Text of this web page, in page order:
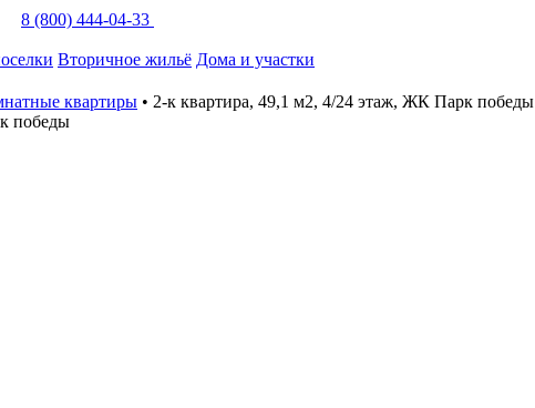
8 (800) 444-04-33
Вторичное жильё Дома и участки
квартиры • 2-к квартира, 49,1 м2, 4/24 этаж, ЖК Парк победы
победы